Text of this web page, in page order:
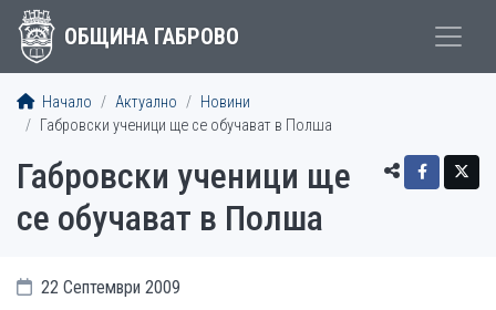
ОБЩИНА ГАБРОВО
Начало Актуално
Новини
Габровски ученици ще се обучават в Полша
Габровски ученици ще
се обучават в Полша
22 Септември 2009